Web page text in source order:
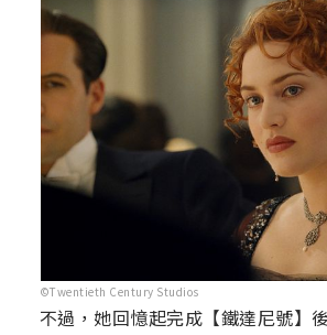
©Twentieth Century Studios
不過，她回憶起完成【鐵達尼號】